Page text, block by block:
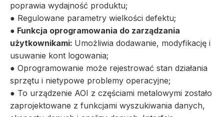
poprawia wydajność produktu;
● Regulowane parametry wielkości defektu;
● Funkcja oprogramowania do zarządzania
użytkownikami: Umożliwia dodawanie, modyfikację i
usuwanie kont logowania;
● Oprogramowanie może rejestrować stan działania
sprzętu i nietypowe problemy operacyjne;
● To urządzenie AOI z częściami metalowymi zostało
zaprojektowane z funkcjami wyszukiwania danych,